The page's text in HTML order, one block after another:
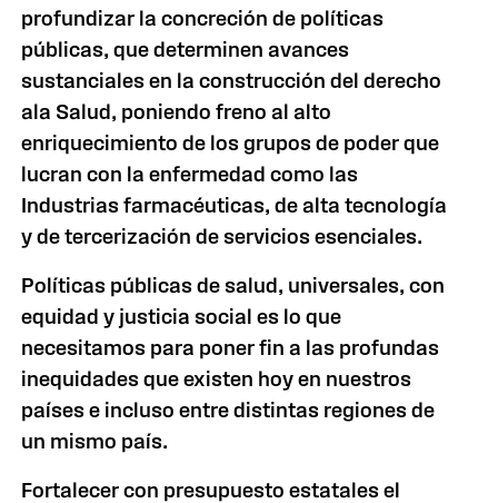
profundizar la concreción de políticas
públicas, que determinen avances
sustanciales en la construcción del derecho
ala Salud, poniendo freno al alto
enriquecimiento de los grupos de poder que
lucran con la enfermedad como las
Industrias farmacéuticas, de alta tecnología
y de tercerización de servicios esenciales.
Políticas públicas de salud, universales, con
equidad y justicia social es lo que
necesitamos para poner fin a las profundas
inequidades que existen hoy en nuestros
países e incluso entre distintas regiones de
un mismo país.
Fortalecer con presupuesto estatales el